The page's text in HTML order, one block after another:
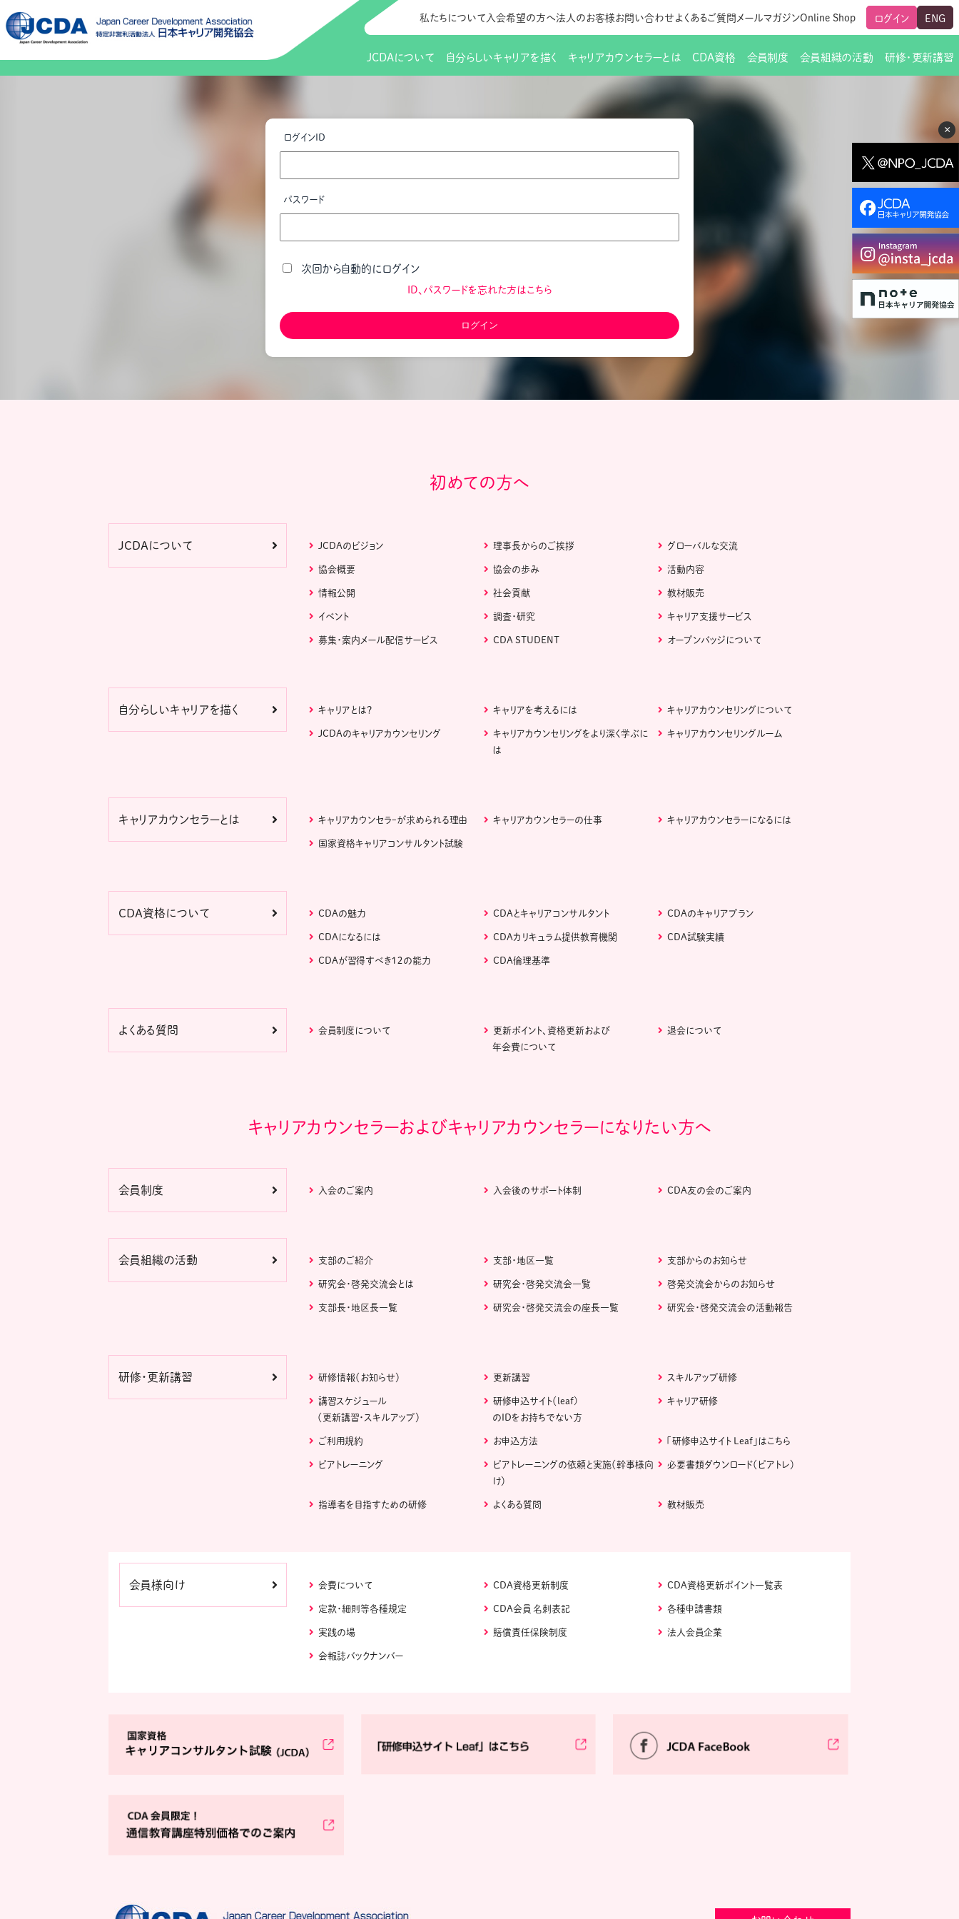
×
私たちについて 入会希望の方へ法人のお客様お問い合わせよくあるご質問 メールマガジンOnline Shop ログイン ENG
JCDAについて
理事長からのご挨拶
イベント 調査・研究 人生すごろく金の糸
キャリア支援サービス 募集・案内メール配信サービス
自分らしいキャリアを描く キャリアカウンセラーとは CDA資格 会員制度
会員向けサポート
会費について CDA資格更新制度
定款・細則等各種規定 CDA会員 名刺表記
会報誌バックナンバー
会員組織の活動
支部・地区一覧
支部長・地区長一覧 研究会・啓発交流会の座長一覧 研究会・啓発交流会の活動報告
研修・更新講習
更新講習
必要書類ダウンロード（ピアトレ）
指導者を目指すための研修
ログインID
パスワード
次回から自動的にログイン
ID、パスワードを忘れた方はこちら
初めての方へ
JCDAについて JCDAのビジョン 理事長からのご挨拶 グローバルな交流
協会概要 協会の歩み 活動内容
情報公開 社会貢献 教材販売
イベント 調査・研究 キャリア支援サービス
募集・案内メール配信サービス CDA STUDENT オープンバッジについて
自分らしいキャリアを描く キャリアとは？ キャリアを考えるには キャリアカウンセリングについて
JCDAのキャリアカウンセリング
キャリアカウンセリングをより深く学ぶに
は
キャリアカウンセリングルーム
キャリアカウンセラーとは キャリアカウンセラｰが求められる理由 キャリアカウンセラーの仕事 キャリアカウンセラーになるには
国家資格キャリアコンサルタント試験
CDA資格について CDAの魅力 CDAとキャリアコンサルタント CDAのキャリアプラン
CDAになるには CDAカリキュラム提供教育機関 CDA試験実績
CDAが習得すべき１２の能力 CDA倫理基準
よくある質問 会員制度について
更新ポイント、資格更新および
年会費について
退会について
キャリアカウンセラーおよびキャリアカウンセラーになりたい方へ
会員制度 入会のご案内 入会後のサポート体制 CDA友の会のご案内
会員組織の活動 支部のご紹介 支部・地区一覧 支部からのお知らせ
研究会・啓発交流会とは 研究会・啓発交流会一覧 啓発交流会からのお知らせ
支部長・地区長一覧 研究会・啓発交流会の座長一覧 研究会・啓発交流会の活動報告
研修・更新講習 研修情報（お知らせ） 更新講習 スキルアップ研修
講習スケジュール
（更新講習・スキルアップ）
研修申込サイト（leaf)
のIDをお持ちでない方
キャリア研修
ご利用規約 お申込方法 「研修申込サイト Leaf」はこちら
ピアトレーニング
ピアトレーニングの依頼と実施（幹事様向
け）
必要書類ダウンロード（ピアトレ）
指導者を目指すための研修 よくある質問 教材販売
会員様向け 会費について CDA資格更新制度 CDA資格更新ポイント一覧表
定款・細則等各種規定 CDA会員 名刺表記 各種申請書類
実践の場 賠償責任保険制度 法人会員企業
会報誌バックナンバー